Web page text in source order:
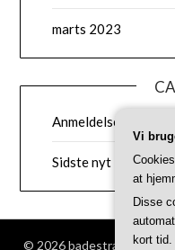
marts 2023
Anmeldelser af
Sidste nyt
© 2026 badestrand.dk|
Vi
at
Disse
kort tid.